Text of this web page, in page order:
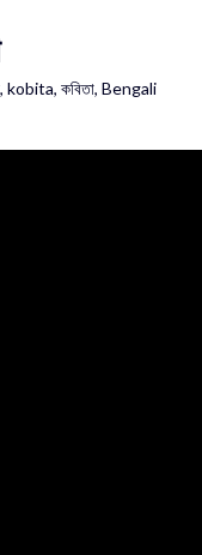
kobita, কবিতা, Bengali